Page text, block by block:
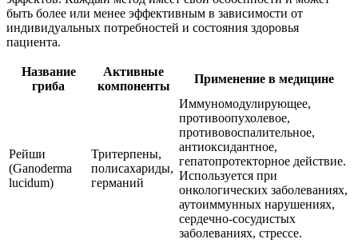
быть более или менее эффективным в зависимости от
индивидуальных потребностей и состояния здоровья
пациента.
Название
гриба
Активные
компоненты
Применение в медицине
Рейши
(Ganoderma
lucidum)
Тритерпены,
полисахариды,
германий
Иммуномодулирующее,
противоопухолевое,
противовоспалительное,
антиоксидантное,
гепатопротекторное действие.
Используется при
онкологических заболеваниях,
аутоиммунных нарушениях,
сердечно-сосудистых
заболеваниях, стрессе.